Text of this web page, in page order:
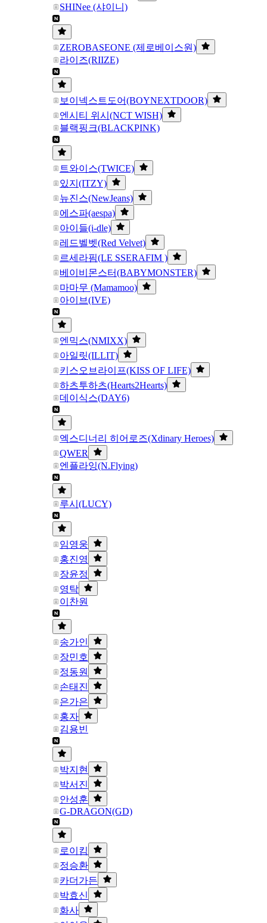
SHINee (샤이니)
ZEROBASEONE (제로베이스원)
라이즈(RIIZE)
보이넥스트도어(BOYNEXTDOOR)
엔시티 위시(NCT WISH)
블랙핑크(BLACKPINK)
트와이스(TWICE)
있지(ITZY)
뉴진스(NewJeans)
에스파(aespa)
아이들(i-dle)
레드벨벳(Red Velvet)
르세라핌(LE SSERAFIM )
베이비몬스터(BABYMONSTER)
마마무 (Mamamoo)
아이브(IVE)
엔믹스(NMIXX)
아일릿(ILLIT)
키스오브라이프(KISS OF LIFE)
하츠투하츠(Hearts2Hearts)
데이식스(DAY6)
엑스디너리 히어로즈(Xdinary Heroes)
QWER
엔플라잉(N.Flying)
루시(LUCY)
임영웅
홍진영
장윤정
영탁
이찬원
송가인
장민호
정동원
손태진
은가은
홍자
김용빈
박지현
박서진
안성훈
G-DRAGON(GD)
로이킴
정승환
카더가든
박효신
화사